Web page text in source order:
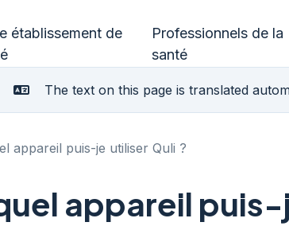
établissement de
Professionnels de la
santé
The text on this page is translated
appareil puis-je utiliser Quli ?
appareil